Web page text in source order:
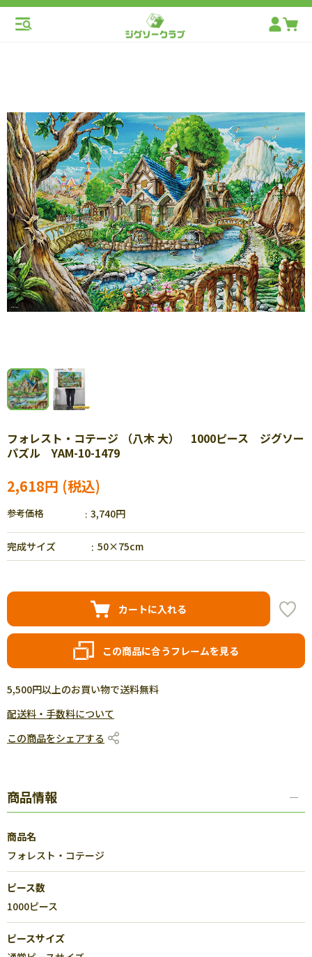
フォレスト・コテージ （八木 大） 1000ピース ジグソー
パズル YAM-10-1479
2,618円
参考価格 3,740円
完成サイズ 50×75cm
カートに入れる
この商品に合うフレームを見る
5,500円以上のお買い物で送料無料
配送料・手数料について
この商品をシェアする
商品情報
商品名
フォレスト・コテージ
ピース数
1000ピース
ピースサイズ